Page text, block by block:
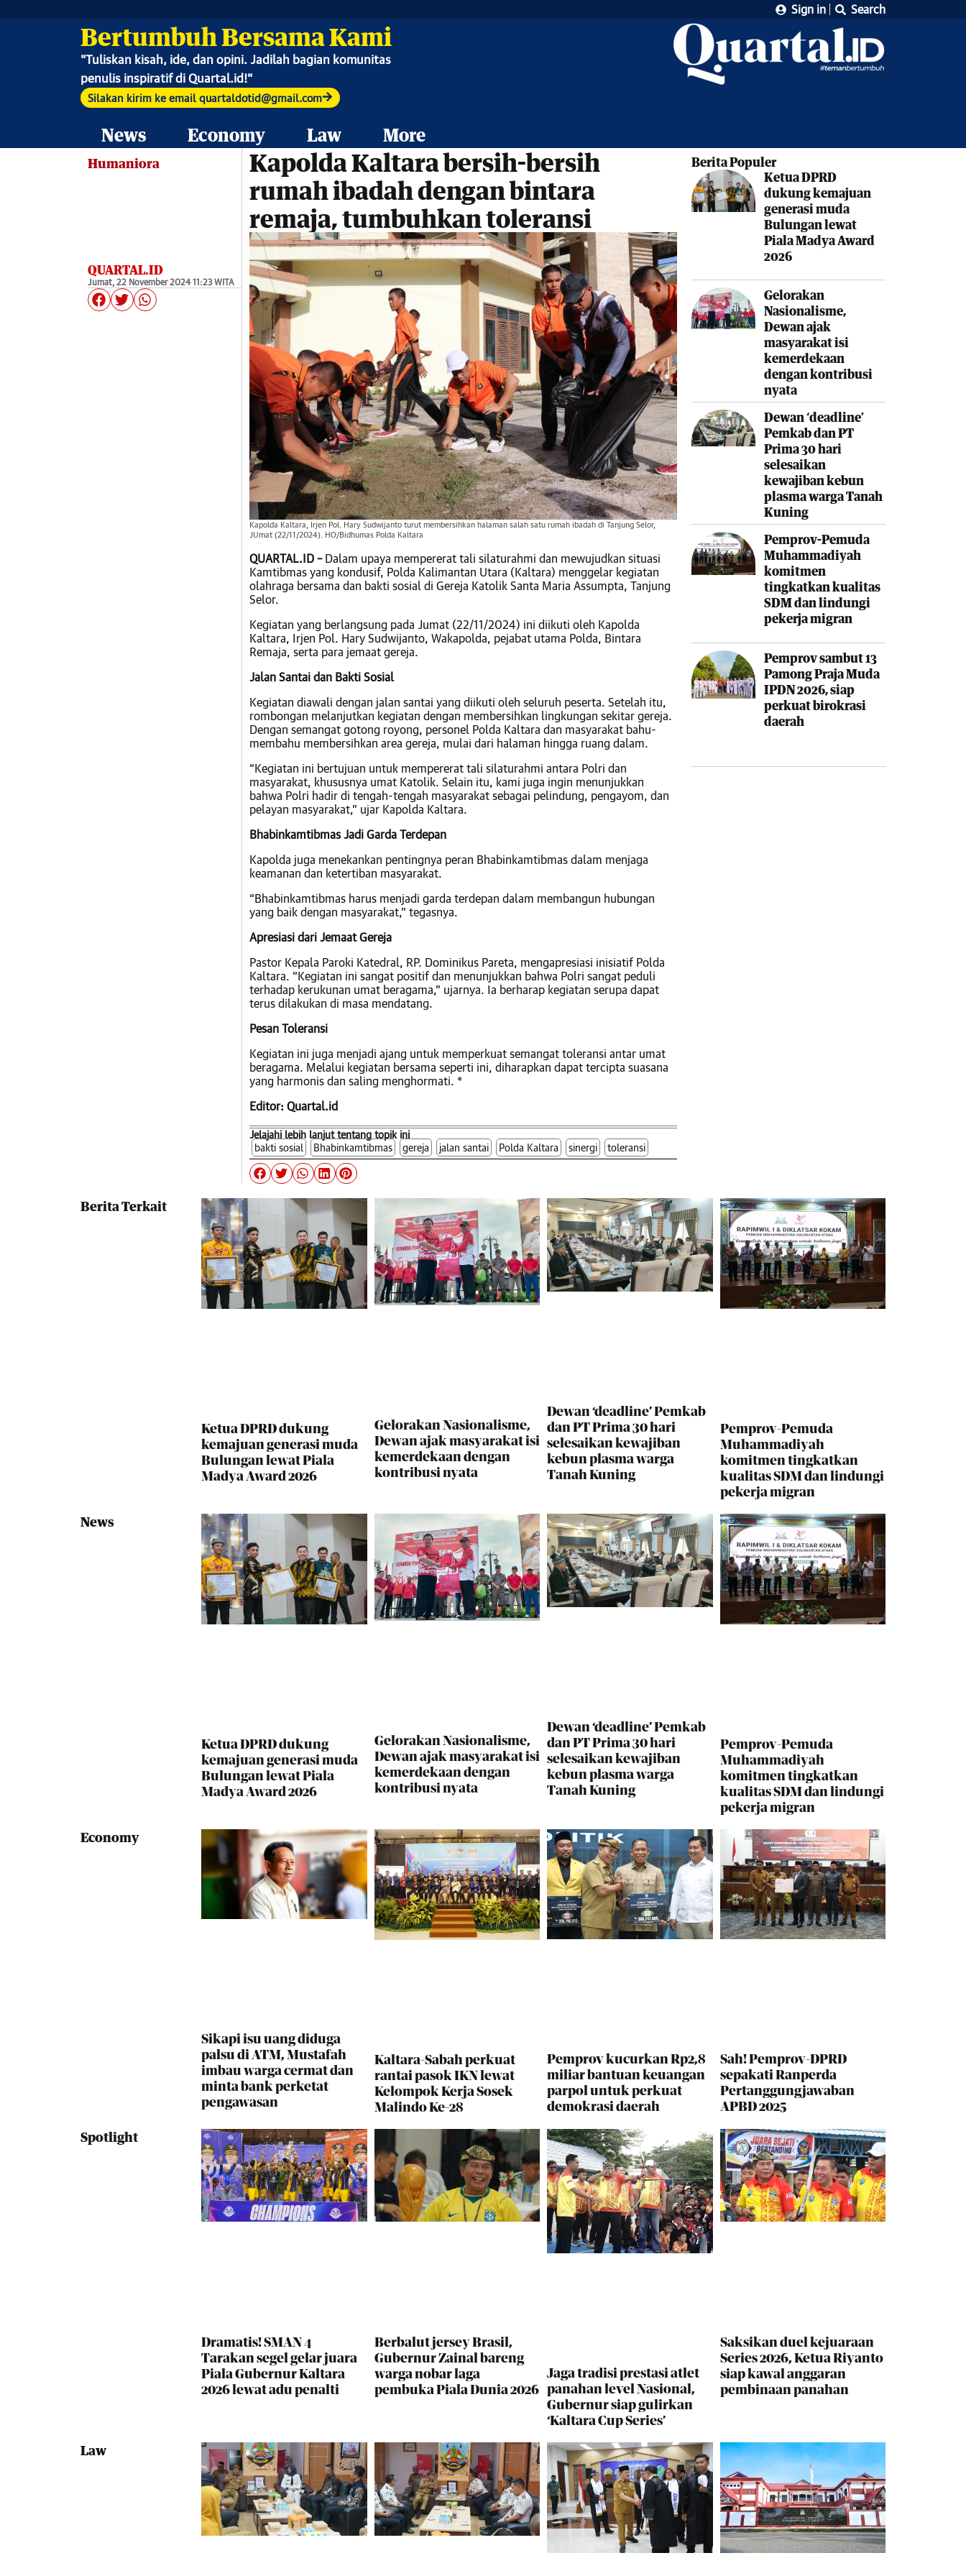
Sign in Search
Bertumbuh Bersama Kami
"Tuliskan kisah, ide, dan opini. Jadilah bagian komunitas
penulis inspiratif di Quartal.id!"
Silakan kirim ke email quartaldotid@gmail.com
News Economy Law More
Humaniora
QUARTAL.ID
Jumat, 22 November 2024 11:23 WITA
Kapolda Kaltara bersih-bersih
rumah ibadah dengan bintara
remaja, tumbuhkan toleransi
Kapolda Kaltara, Irjen Pol. Hary Sudwijanto turut membersihkan halaman salah satu rumah ibadah di Tanjung Selor,
JUmat (22/11/2024). HO/Bidhumas Polda Kaltara
QUARTAL.ID – Dalam upaya mempererat tali silaturahmi dan mewujudkan situasi
Kamtibmas yang kondusif, Polda Kalimantan Utara (Kaltara) menggelar kegiatan
olahraga bersama dan bakti sosial di Gereja Katolik Santa Maria Assumpta, Tanjung
Selor.
Kegiatan yang berlangsung pada Jumat (22/11/2024) ini diikuti oleh Kapolda
Kaltara, Irjen Pol. Hary Sudwijanto, Wakapolda, pejabat utama Polda, Bintara
Remaja, serta para jemaat gereja.
Jalan Santai dan Bakti Sosial
Kegiatan diawali dengan jalan santai yang diikuti oleh seluruh peserta. Setelah itu,
rombongan melanjutkan kegiatan dengan membersihkan lingkungan sekitar gereja.
Dengan semangat gotong royong, personel Polda Kaltara dan masyarakat bahu-
membahu membersihkan area gereja, mulai dari halaman hingga ruang dalam.
“Kegiatan ini bertujuan untuk mempererat tali silaturahmi antara Polri dan
masyarakat, khususnya umat Katolik. Selain itu, kami juga ingin menunjukkan
bahwa Polri hadir di tengah-tengah masyarakat sebagai pelindung, pengayom, dan
pelayan masyarakat,” ujar Kapolda Kaltara.
Bhabinkamtibmas Jadi Garda Terdepan
Kapolda juga menekankan pentingnya peran Bhabinkamtibmas dalam menjaga
keamanan dan ketertiban masyarakat.
“Bhabinkamtibmas harus menjadi garda terdepan dalam membangun hubungan
yang baik dengan masyarakat,” tegasnya.
Apresiasi dari Jemaat Gereja
Pastor Kepala Paroki Katedral, RP. Dominikus Pareta, mengapresiasi inisiatif Polda
Kaltara. “Kegiatan ini sangat positif dan menunjukkan bahwa Polri sangat peduli
terhadap kerukunan umat beragama,” ujarnya. Ia berharap kegiatan serupa dapat
terus dilakukan di masa mendatang.
Pesan Toleransi
Kegiatan ini juga menjadi ajang untuk memperkuat semangat toleransi antar umat
beragama. Melalui kegiatan bersama seperti ini, diharapkan dapat tercipta suasana
yang harmonis dan saling menghormati. *
Editor: Quartal.id
Jelajahi lebih lanjut tentang topik ini
bakti sosial
Bhabinkamtibmas gereja jalan santai Polda Kaltara sinergi toleransi
Berita Populer
Ketua DPRD
dukung kemajuan
generasi muda
Bulungan lewat
Piala Madya Award
2026
Gelorakan
Nasionalisme,
Dewan ajak
masyarakat isi
kemerdekaan
dengan kontribusi
nyata
Dewan ‘deadline’
Pemkab dan PT
Prima 30 hari
selesaikan
kewajiban kebun
plasma warga Tanah
Kuning
Pemprov-Pemuda
Muhammadiyah
komitmen
tingkatkan kualitas
SDM dan lindungi
pekerja migran
Pemprov sambut 13
Pamong Praja Muda
IPDN 2026, siap
perkuat birokrasi
daerah
Berita Terkait
Ketua DPRD dukung
kemajuan generasi muda
Bulungan lewat Piala
Madya Award 2026
Gelorakan Nasionalisme,
Dewan ajak masyarakat isi
kemerdekaan dengan
kontribusi nyata
Dewan ‘deadline’ Pemkab
dan PT Prima 30 hari
selesaikan kewajiban
kebun plasma warga
Tanah Kuning
Pemprov-Pemuda
Muhammadiyah
komitmen tingkatkan
kualitas SDM dan lindungi
pekerja migran
News
Ketua DPRD dukung
kemajuan generasi muda
Bulungan lewat Piala
Madya Award 2026
Gelorakan Nasionalisme,
Dewan ajak masyarakat isi
kemerdekaan dengan
kontribusi nyata
Dewan ‘deadline’ Pemkab
dan PT Prima 30 hari
selesaikan kewajiban
kebun plasma warga
Tanah Kuning
Pemprov-Pemuda
Muhammadiyah
komitmen tingkatkan
kualitas SDM dan lindungi
pekerja migran
Economy
Sikapi isu uang diduga
palsu di ATM, Mustafah
imbau warga cermat dan
minta bank perketat
pengawasan
Kaltara-Sabah perkuat
rantai pasok IKN lewat
Kelompok Kerja Sosek
Malindo Ke-28
Pemprov kucurkan Rp2,8
miliar bantuan keuangan
parpol untuk perkuat
demokrasi daerah
Sah! Pemprov-DPRD
sepakati Ranperda
Pertanggungjawaban
APBD 2025
Spotlight
Dramatis! SMAN 4
Tarakan segel gelar juara
Piala Gubernur Kaltara
2026 lewat adu penalti
Berbalut jersey Brasil,
Gubernur Zainal bareng
warga nobar laga
pembuka Piala Dunia 2026
Jaga tradisi prestasi atlet
panahan level Nasional,
Gubernur siap gulirkan
‘Kaltara Cup Series’
Saksikan duel kejuaraan
Series 2026, Ketua Riyanto
siap kawal anggaran
pembinaan panahan
Law